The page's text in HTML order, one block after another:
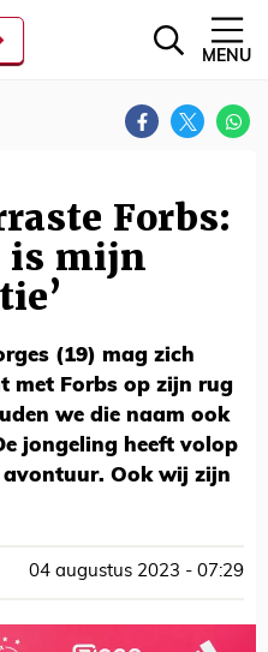
MENU
Forbs:
is mijn
(19) mag zich
met Forbs op zijn rug
we die naam ook
jongeling heeft volop
Ook wij zijn
04 augustus 2023 - 07:29